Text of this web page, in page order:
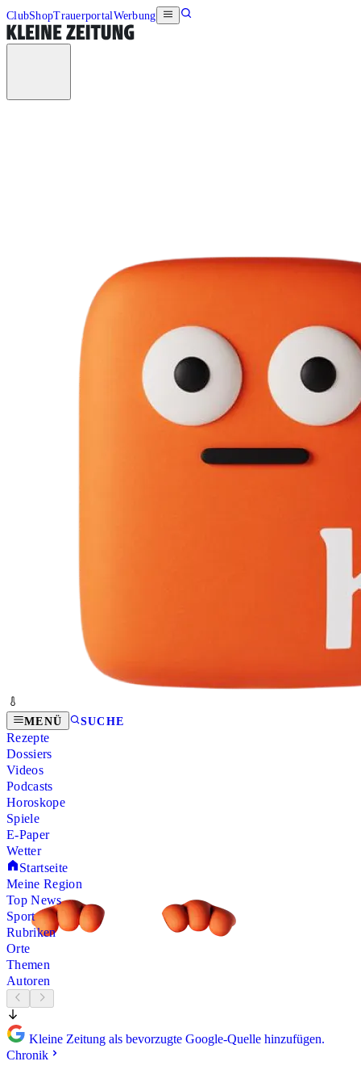
ClubShopTrauerportalWerbung
MENÜ SUCHE
Rezepte
Dossiers
Videos
Podcasts
Horoskope
Spiele
E-Paper
Wetter
Startseite
Meine Region
Top News
Sport
Rubriken
Orte
Themen
Autoren
Kleine Zeitung als bevorzugte Google-Quelle hinzufügen.
Chronik